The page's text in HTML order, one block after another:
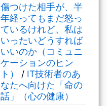
傷つけた相手が、半
年経ってもまだ怒っ
ているけれど、私は
いったいどうすれば
いいのか（コミュニ
ケーションのヒン
ト）
/ IT技術者のあ
なたへ向けた「命の
話」（心の健康）